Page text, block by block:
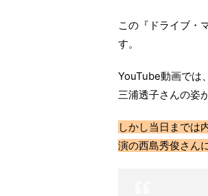
この『ドライブ・
す。
YouTube動画では
三浦透子さんの姿
しかし当日までは
演の西島秀俊さん